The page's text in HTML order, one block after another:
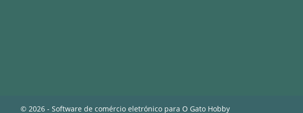
© 2026 - Software de comércio eletrónico para O Gato Hobby